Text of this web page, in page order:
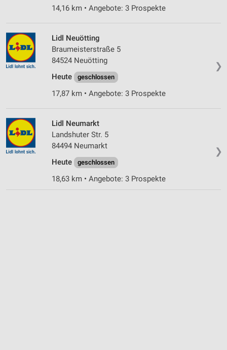
14,16 km • Angebote: 3 Prospekte
❯
Lidl Neuötting
Braumeisterstraße 5
84524 Neuötting
Heute
geschlossen
17,87 km • Angebote: 3 Prospekte
❯
Lidl Neumarkt
Landshuter Str. 5
84494 Neumarkt
Heute
geschlossen
18,63 km • Angebote: 3 Prospekte